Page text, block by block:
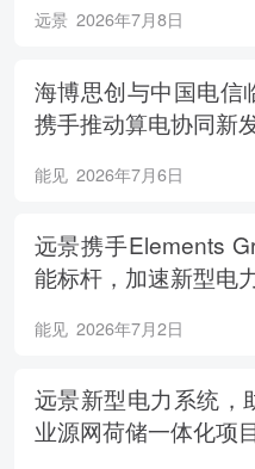
远景 2026年7月8日
海博思创与中国电信
携手推动算电协同新
能见 2026年7月6日
远景携手Elements
能标杆，加速新型电
能见 2026年7月2日
远景新型电力系统，
业源网荷储一体化项